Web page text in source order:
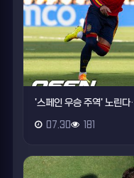
'스페인 우승 주역' 노린
07.30 181